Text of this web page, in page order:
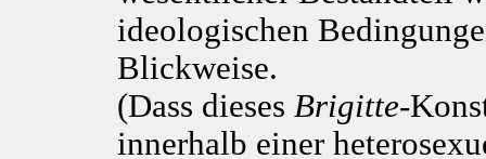
ideologischen
Blickweise.
(Dass dieses Brigitte-
innerhalb einer